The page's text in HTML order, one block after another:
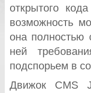
открытого
возможность
она полностью
ней
подспорьем в
Движок CMS